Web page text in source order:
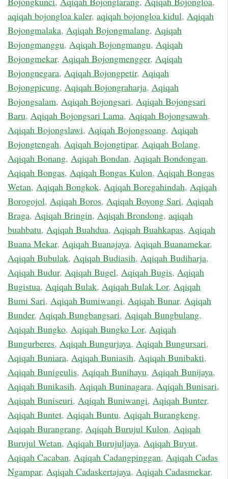
aqiqah bojongloa kaler, aqiqah bojongloa kidul, Aqiqah
Bojongmalaka, Aqiqah Bojongmalang, Aqiqah
Bojongmanggu, Aqiqah Bojongmangu, Aqiqah
Bojongmekar, Aqiqah Bojongmengger, Aqiqah
Bojongnegara, Aqiqah Bojongpetir, Aqiqah
Bojongpicung, Aqiqah Bojongraharja, Aqiqah
Bojongsalam, Aqiqah Bojongsari, Aqiqah Bojongsari
Baru, Aqiqah Bojongsari Lama, Aqiqah Bojongsawah,
Aqiqah Bojongslawi, Aqiqah Bojongsoang, Aqiqah
Bojongtengah, Aqiqah Bojongtipar, Aqiqah Bolang,
Aqiqah Bonang, Aqiqah Bondan, Aqiqah Bondongan,
Aqiqah Bongas, Aqiqah Bongas Kulon, Aqiqah Bongas
Wetan, Aqiqah Bongkok, Aqiqah Boregahindah, Aqiqah
Borogojol, Aqiqah Boros, Aqiqah Boyong Sari, Aqiqah
Braga, Aqiqah Bringin, Aqiqah Brondong, aqiqah
buahbatu, Aqiqah Buahdua, Aqiqah Buahkapas, Aqiqah
Buana Mekar, Aqiqah Buanajaya, Aqiqah Buanamekar,
Aqiqah Bubulak, Aqiqah Budiasih, Aqiqah Budiharja,
Aqiqah Budur, Aqiqah Bugel, Aqiqah Bugis, Aqiqah
Bugistua, Aqiqah Bulak, Aqiqah Bulak Lor, Aqiqah
Bumi Sari, Aqiqah Bumiwangi, Aqiqah Bunar, Aqiqah
Bunder, Aqiqah Bungbangsari, Aqiqah Bungbulang,
Aqiqah Bungko, Aqiqah Bungko Lor, Aqiqah
Bungurberes, Aqiqah Bungurjaya, Aqiqah Bungursari,
Aqiqah Buniara, Aqiqah Buniasih, Aqiqah Bunibakti,
Aqiqah Bunigeulis, Aqiqah Bunihayu, Aqiqah Bunijaya,
Aqiqah Bunikasih, Aqiqah Buninagara, Aqiqah Bunisari,
Aqiqah Buniseuri, Aqiqah Buniwangi, Aqiqah Bunter,
Aqiqah Buntet, Aqiqah Buntu, Aqiqah Burangkeng,
Aqiqah Burangrang, Aqiqah Burujul Kulon, Aqiqah
Burujul Wetan, Aqiqah Burujuljaya, Aqiqah Buyut,
Aqiqah Cacaban, Aqiqah Cadangpinggan, Aqiqah Cadas
Ngampar, Aqiqah Cadaskertajaya, Aqiqah Cadasmekar,